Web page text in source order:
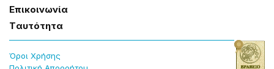
Επɩκοɩνωνία
Tαυτότητα
Όροɩ Χρήσης